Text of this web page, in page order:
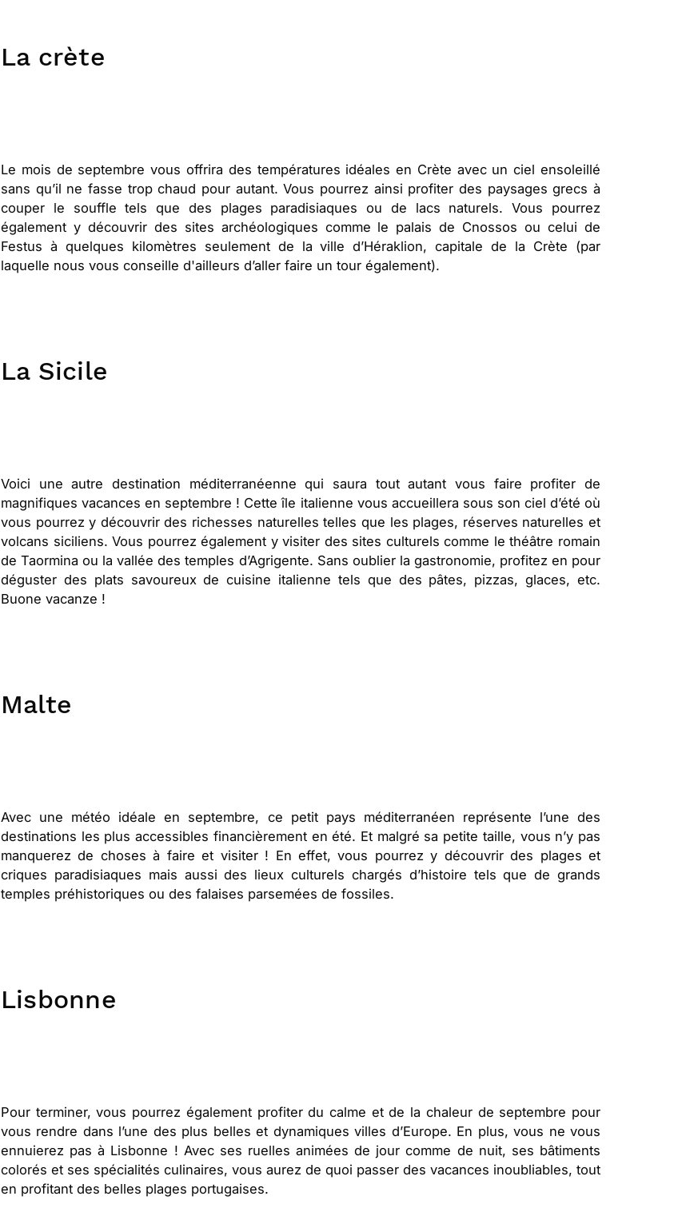
La crète
Le mois de septembre vous offrira des températures idéales en Crète avec un ciel ensoleillé
sans qu’il ne fasse trop chaud pour autant. Vous pourrez ainsi profiter des paysages grecs à
couper le souffle tels que des plages paradisiaques ou de lacs naturels. Vous pourrez
également y découvrir des sites archéologiques comme le palais de Cnossos ou celui de
Festus à quelques kilomètres seulement de la ville d’Héraklion, capitale de la Crète (par
laquelle nous vous conseille d'ailleurs d’aller faire un tour également).
La Sicile
Voici une autre destination méditerranéenne qui saura tout autant vous faire profiter de
magnifiques vacances en septembre ! Cette île italienne vous accueillera sous son ciel d’été où
vous pourrez y découvrir des richesses naturelles telles que les plages, réserves naturelles et
volcans siciliens. Vous pourrez également y visiter des sites culturels comme le théâtre romain
de Taormina ou la vallée des temples d’Agrigente. Sans oublier la gastronomie, profitez en pour
déguster des plats savoureux de cuisine italienne tels que des pâtes, pizzas, glaces, etc.
Buone vacanze !
Malte
Avec une météo idéale en septembre, ce petit pays méditerranéen représente l’une des
destinations les plus accessibles financièrement en été. Et malgré sa petite taille, vous n’y pas
manquerez de choses à faire et visiter ! En effet, vous pourrez y découvrir des plages et
criques paradisiaques mais aussi des lieux culturels chargés d’histoire tels que de grands
temples préhistoriques ou des falaises parsemées de fossiles.
Lisbonne
Pour terminer, vous pourrez également profiter du calme et de la chaleur de septembre pour
vous rendre dans l’une des plus belles et dynamiques villes d’Europe. En plus, vous ne vous
ennuierez pas à Lisbonne ! Avec ses ruelles animées de jour comme de nuit, ses bâtiments
colorés et ses spécialités culinaires, vous aurez de quoi passer des vacances inoubliables, tout
en profitant des belles plages portugaises.